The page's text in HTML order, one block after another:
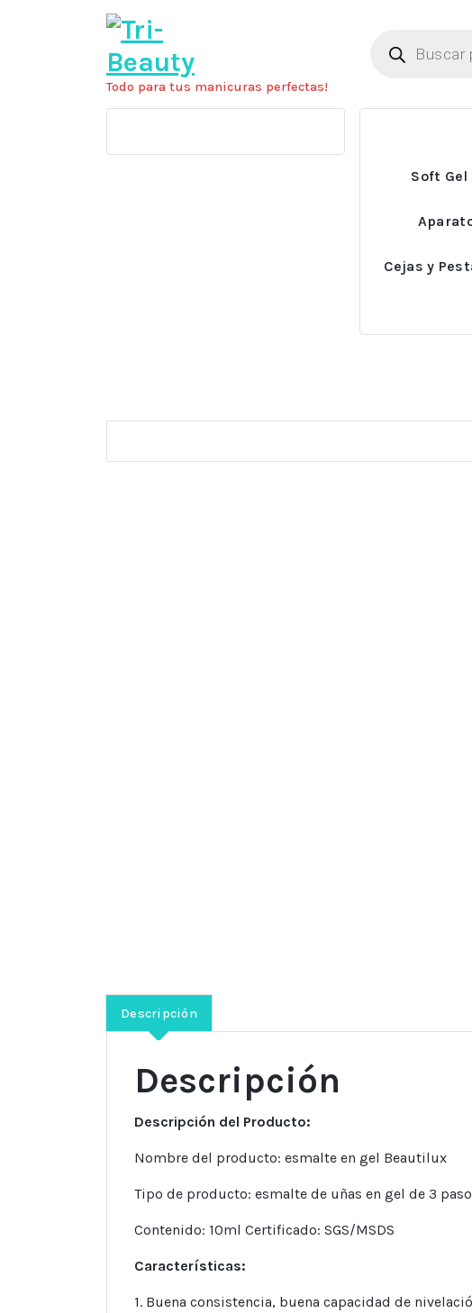
Todo para tus manicuras perfectas!
productos
Soft
Cejas y
Descripción
Descripción
Descripción del Producto:
Nombre del producto: esmalte en gel Beautilux
Tipo de producto: esmalte de uñas en gel de 3
Contenido: 10ml Certificado: SGS/MSDS
Características:
1. Buena consistencia, buena capacidad de